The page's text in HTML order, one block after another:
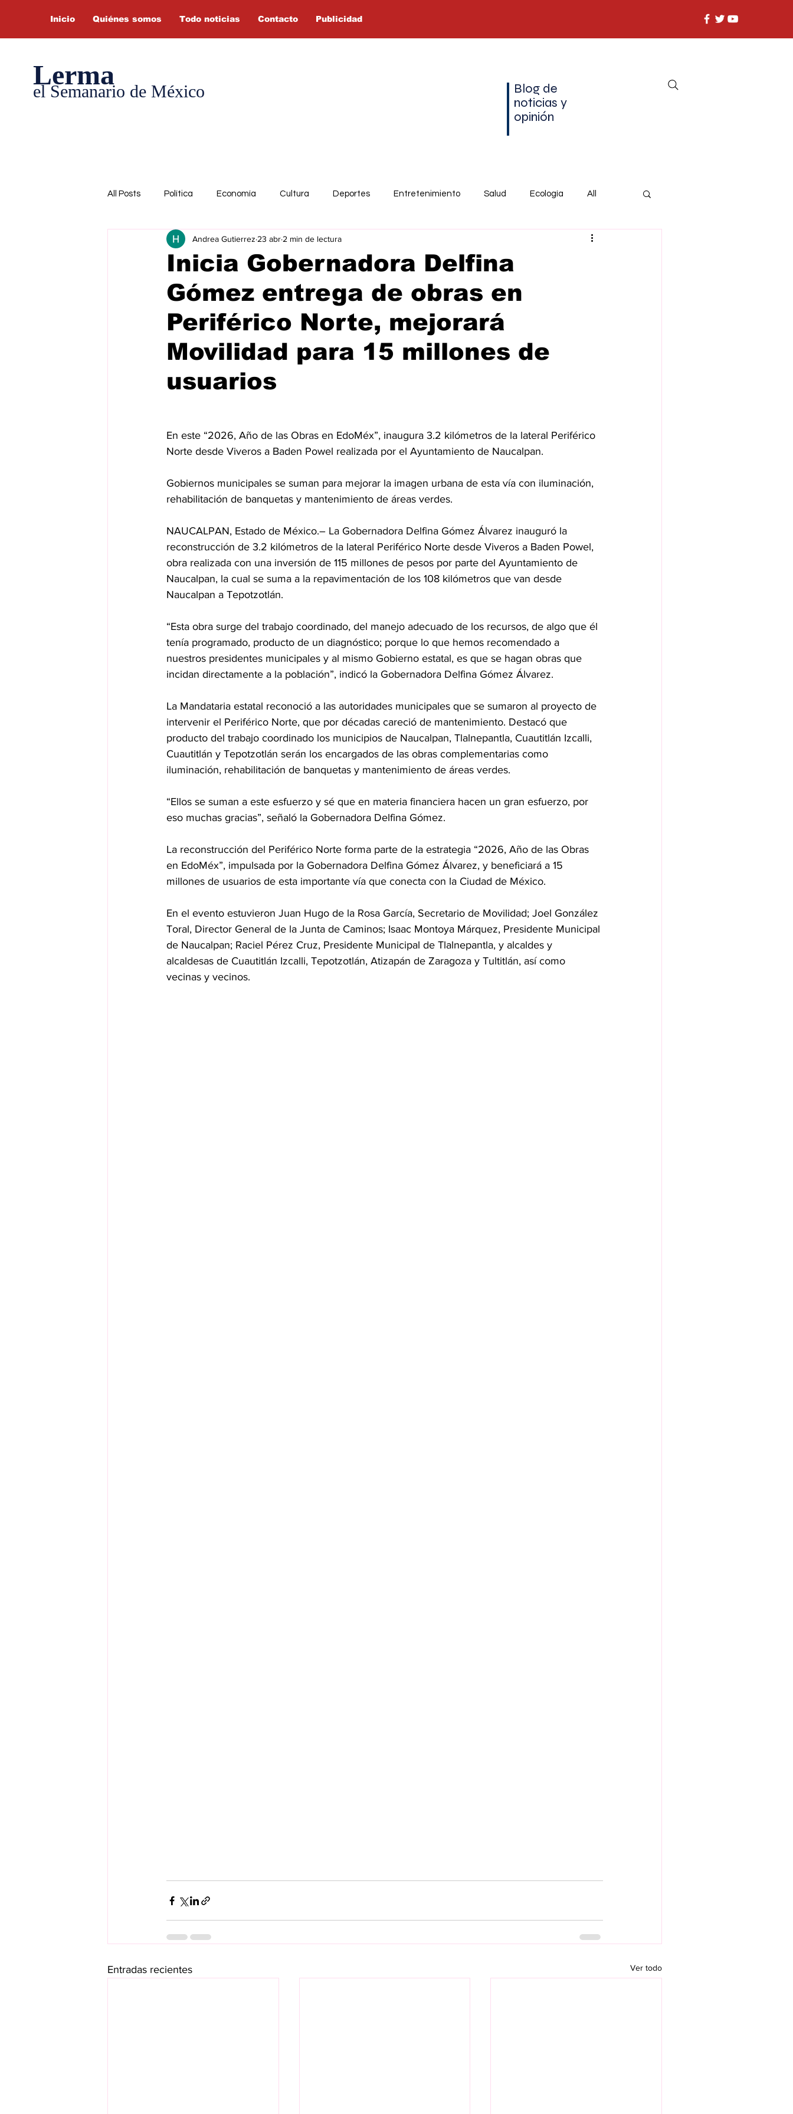
Inicio Quiénes somos Todo noticias Contacto Publicidad
Lerma
el Semanario de México
Blog de
noticias y
opinión
All Posts Política Economía Cultura Deportes Entretenimiento Salud Ecología All
Inicia Gobernadora Delfina
Gómez entrega de obras en
Periférico Norte, mejorará
Movilidad para 15 millones de
usuarios
Andrea Gutierrez 23 abr 2 min de lectura
En este “2026, Año de las Obras en EdoMéx”, inaugura 3.2 kilómetros de la lateral Periférico
Norte desde Viveros a Baden Powel realizada por el Ayuntamiento de Naucalpan.
Gobiernos municipales se suman para mejorar la imagen urbana de esta vía con iluminación,
rehabilitación de banquetas y mantenimiento de áreas verdes.
NAUCALPAN, Estado de México.– La Gobernadora Delfina Gómez Álvarez inauguró la
reconstrucción de 3.2 kilómetros de la lateral Periférico Norte desde Viveros a Baden Powel,
obra realizada con una inversión de 115 millones de pesos por parte del Ayuntamiento de
Naucalpan, la cual se suma a la repavimentación de los 108 kilómetros que van desde
Naucalpan a Tepotzotlán.
“Esta obra surge del trabajo coordinado, del manejo adecuado de los recursos, de algo que él
tenía programado, producto de un diagnóstico; porque lo que hemos recomendado a
nuestros presidentes municipales y al mismo Gobierno estatal, es que se hagan obras que
incidan directamente a la población”, indicó la Gobernadora Delfina Gómez Álvarez.
La Mandataria estatal reconoció a las autoridades municipales que se sumaron al proyecto de
intervenir el Periférico Norte, que por décadas careció de mantenimiento. Destacó que
producto del trabajo coordinado los municipios de Naucalpan, Tlalnepantla, Cuautitlán Izcalli,
Cuautitlán y Tepotzotlán serán los encargados de las obras complementarias como
iluminación, rehabilitación de banquetas y mantenimiento de áreas verdes.
“Ellos se suman a este esfuerzo y sé que en materia financiera hacen un gran esfuerzo, por
eso muchas gracias”, señaló la Gobernadora Delfina Gómez.
La reconstrucción del Periférico Norte forma parte de la estrategia “2026, Año de las Obras
en EdoMéx”, impulsada por la Gobernadora Delfina Gómez Álvarez, y beneficiará a 15
millones de usuarios de esta importante vía que conecta con la Ciudad de México.
En el evento estuvieron Juan Hugo de la Rosa García, Secretario de Movilidad; Joel González
Toral, Director General de la Junta de Caminos; Isaac Montoya Márquez, Presidente Municipal
de Naucalpan; Raciel Pérez Cruz, Presidente Municipal de Tlalnepantla, y alcaldes y
alcaldesas de Cuautitlán Izcalli, Tepotzotlán, Atizapán de Zaragoza y Tultitlán, así como
vecinas y vecinos.
Entradas recientes Ver todo